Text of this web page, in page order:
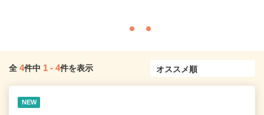
全 4件中 1 - 4件を表示
NEW